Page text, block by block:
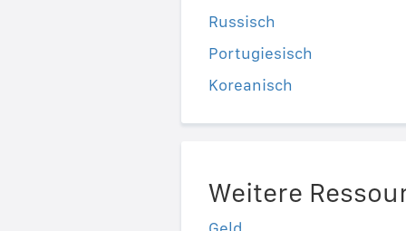
Russisch
Portugiesisch
Koreanisch
Weitere